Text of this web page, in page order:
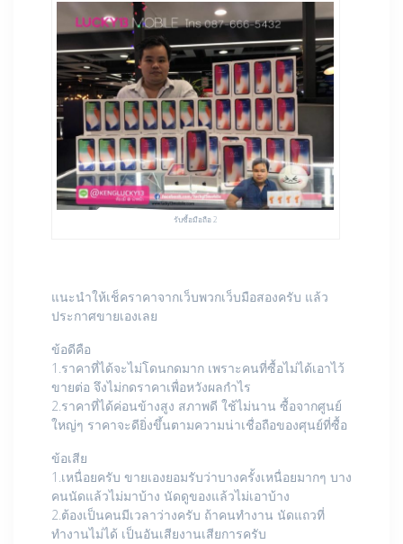
รับซื้อมือถือ 2
แนะนำให้เช็คราคาจากเว็บพวกเว็บมือสองครับ แล้ว
ประกาศขายเองเลย
ข้อดีคือ
1.ราคาที่ได้จะไม่โดนกดมาก เพราะคนที่ซื้อไม่ได้เอาไว้
ขายต่อ จึงไม่กดราคาเพื่อหวังผลกำไร
2.ราคาที่ได้ค่อนข้างสูง สภาพดี ใช้ไม่นาน ซื้อจากศูนย์
ใหญ่ๆ ราคาจะดียิ่งขึ้นตามความน่าเชื่อถือของศุนย์ที่ซื้อ
ข้อเสีย
1.เหนื่อยครับ ขายเองยอมรับว่าบางครั้งเหนื่อยมากๆ บาง
คนนัดแล้วไม่มาบ้าง นัดดูของแล้วไม่เอาบ้าง
2.ต้องเป็นคนมีเวลาว่างครับ ถ้าคนทำงาน นัดแถวที่
ทำงานไม่ได้ เป็นอันเสียงานเสียการครับ